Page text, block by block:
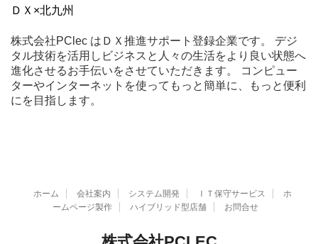
ＤＸ×北九州
株式会社PClec はＤＸ推進サポート登録企業です。 デジ
タル技術を活用しビジネスと人々の生活をより良い状態へ
進化させるお手伝いをさせていただきます。 コンピュー
ターやインターネットを使ってもっと簡単に、もっと便利
にを目指します。
ホーム 会社案内 システム開発 ＩＴ保守サービス
ホ
ームページ製作
ハイブリッド型店舗 お問合せ